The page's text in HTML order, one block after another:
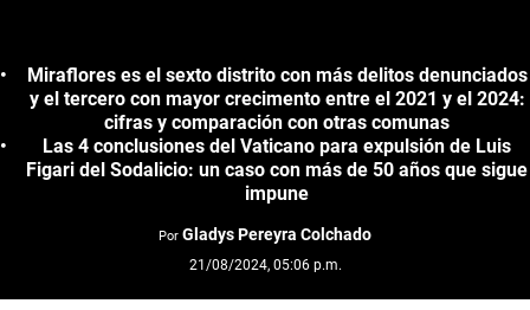
Miraflores es el sexto distrito con más delitos denunciados
y el tercero con mayor crecimento entre el 2021 y el 2024:
cifras y comparación con otras comunas
Las 4 conclusiones del Vaticano para expulsión de Luis
Figari del Sodalicio: un caso con más de 50 años que sigue
impune
Por Gladys Pereyra Colchado
21/08/2024, 05:06 p.m.